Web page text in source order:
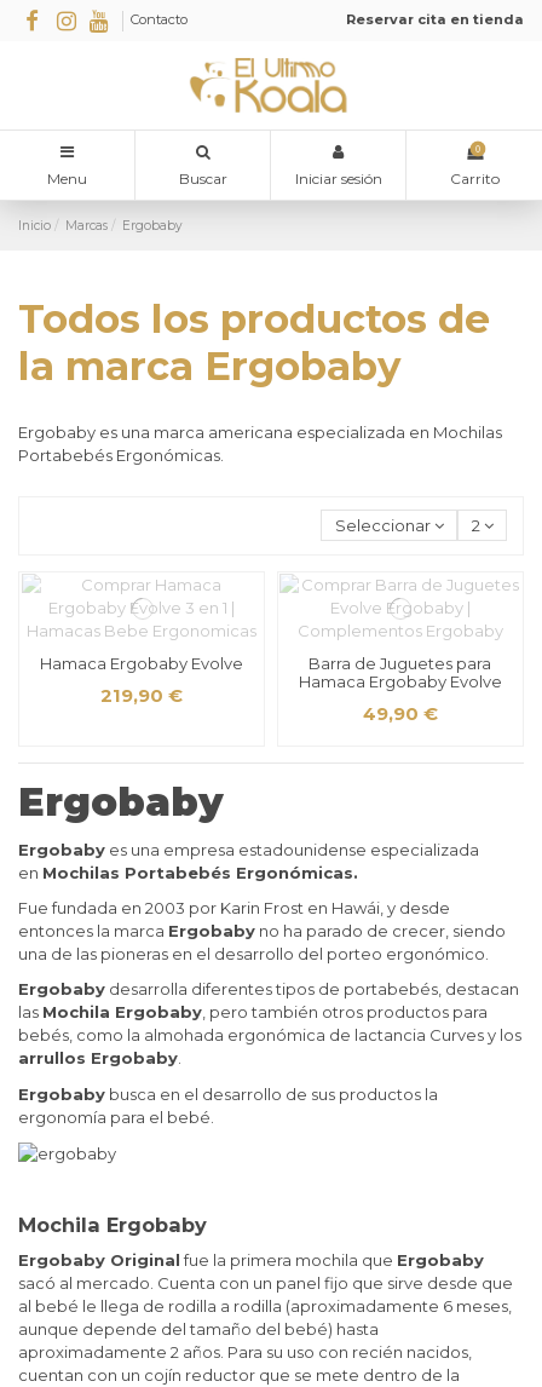
Contacto Reservar cita en tienda
Menu Buscar Iniciar sesión
0
Carrito
Inicio Marcas Ergobaby
Todos los productos de
la marca Ergobaby
Ergobaby es una marca americana especializada en Mochilas
Portabebés Ergonómicas.
Ergobaby
Ergobaby es una empresa estadounidense especializada
en Mochilas Portabebés Ergonómicas.
Fue fundada en 2003 por Karin Frost en Hawái, y desde
entonces la marca Ergobaby no ha parado de crecer, siendo
una de las pioneras en el desarrollo del porteo ergonómico.
Ergobaby desarrolla diferentes tipos de portabebés, destacan
las Mochila Ergobaby, pero también otros productos para
bebés, como la almohada ergonómica de lactancia Curves y los
arrullos Ergobaby.
Ergobaby busca en el desarrollo de sus productos la
ergonomía para el bebé.
Mochila Ergobaby
Ergobaby Originalfue la primera mochila que Ergobaby
sacó al mercado. Cuenta con un panel fijo que sirve desde que
al bebé le llega de rodilla a rodilla (aproximadamente 6 meses,
aunque depende del tamaño del bebé) hasta
aproximadamente 2 años. Para su uso con recién nacidos,
cuentan con un cojín reductor que se mete dentro de la
Seleccionar 2
Hamaca Ergobaby Evolve
219,90 €
Barra de Juguetes para
Hamaca Ergobaby Evolve
49,90 €